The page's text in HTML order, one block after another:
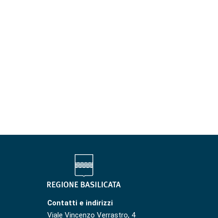
Contatti e indirizzi
Viale Vincenzo Verrastro, 4